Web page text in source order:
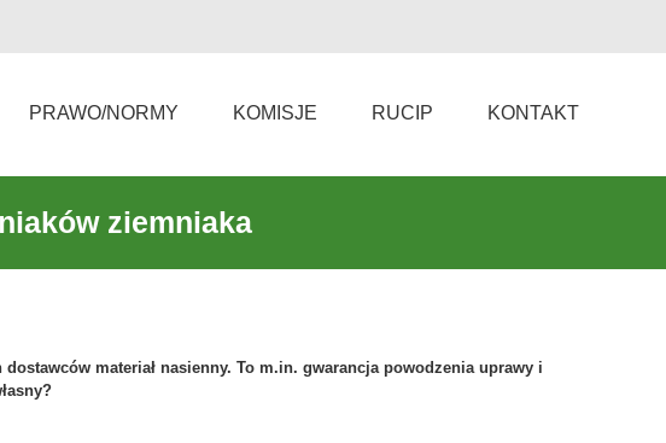
PRAWO/NORMY KOMISJE RUCIP KONTAKT
ziemniaka
materiał nasienny. To m.in. gwarancja powodzenia uprawy i